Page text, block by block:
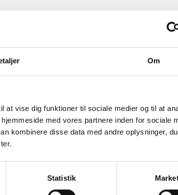
Om
at vise dig funktioner til sociale medier og til at
med vores partnere inden for sociale
kombinere disse data med andre oplysninger,
Statistik